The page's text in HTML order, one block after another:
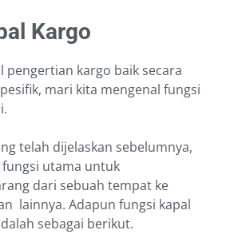
Kargo
pengertian kargo baik secara
mari kita mengenal fungsi
telah dijelaskan sebelumnya,
utama untuk
dari sebuah tempat ke
lainnya. Adapun fungsi kapal
sebagai berikut.